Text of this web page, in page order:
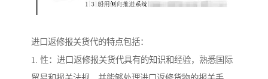
进口返修报关货代的特点包括：
1. 性：进口返修报关货代具有的知识和经验，熟悉国际